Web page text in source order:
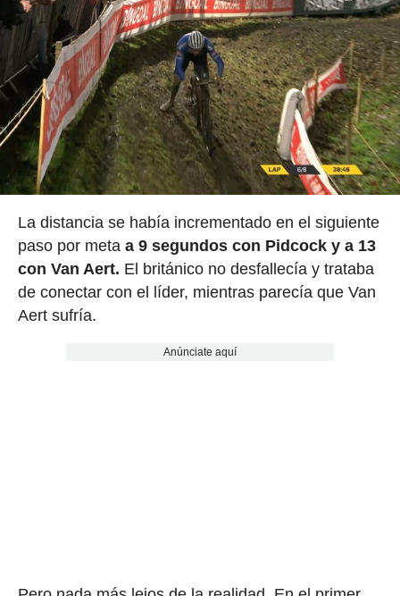
La distancia se había incrementado en el siguiente
paso por meta a 9 segundos con Pidcock y a 13
con Van Aert. El británico no desfallecía y trataba
de conectar con el líder, mientras parecía que Van
Aert sufría.
Anúnciate aquí